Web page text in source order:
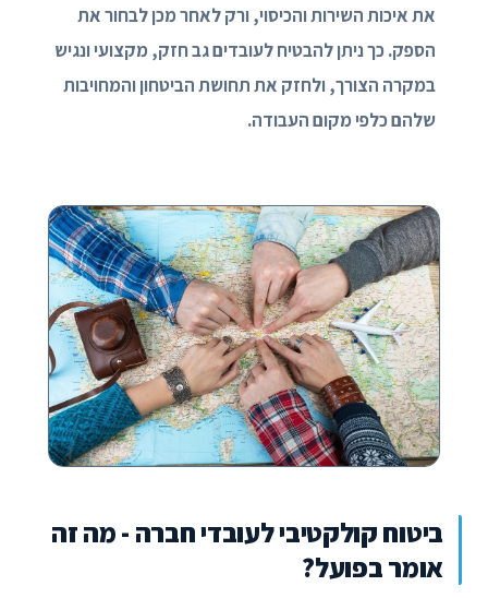
את איכות השירות והכיסוי, ורק לאחר מכן לבחור את
הספק. כך ניתן להבטיח לעובדים גב חזק, מקצועי ונגיש
במקרה הצורך, ולחזק את תחושת הביטחון והמחויבות
שלהם כלפי מקום העבודה.
ביטוח קולקטיבי לעובדי חברה - מה זה
אומר בפועל?